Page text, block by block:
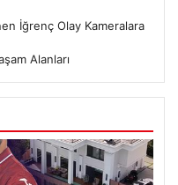
İğrenç Olay Kameralara
Alanları